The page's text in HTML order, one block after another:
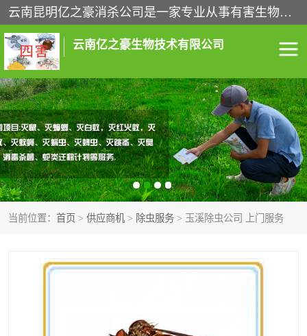
云南昆明亿之豪消杀公司是一家专业从事有害生物防治综合治理的公司，治理服务包括：灭鼠,杀虫,除虫,除蟑螂,白蚁防治,消杀等；安全环保,快速上门,价格透明,完善的售后服务,不影响您的生活工作。
云南亿之豪生物技术有限公司
当前位置： 首页 > 供应商机 > 除虫服务 > 玉溪除虫公司 上门服务
灭鼠服务 杀虫服务
除虫服务 除蟑螂服务
白蚁防治服务 消杀服务
昆明灭老鼠 昆明灭蟑螂